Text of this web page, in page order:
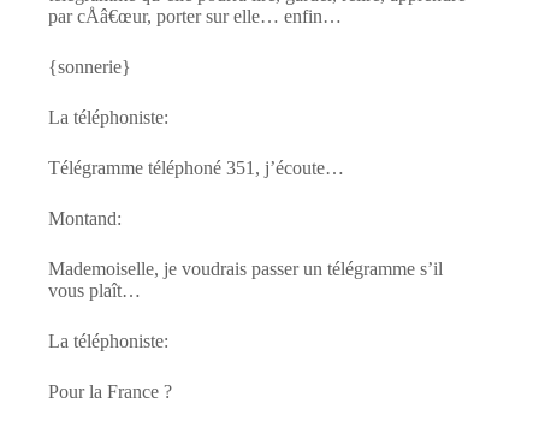
par cÅâ€œur, porter sur elle… enfin…
{sonnerie}
La téléphoniste:
Télégramme téléphoné 351, j’écoute…
Montand:
Mademoiselle, je voudrais passer un télégramme s’il
vous plaît…
La téléphoniste:
Pour la France ?